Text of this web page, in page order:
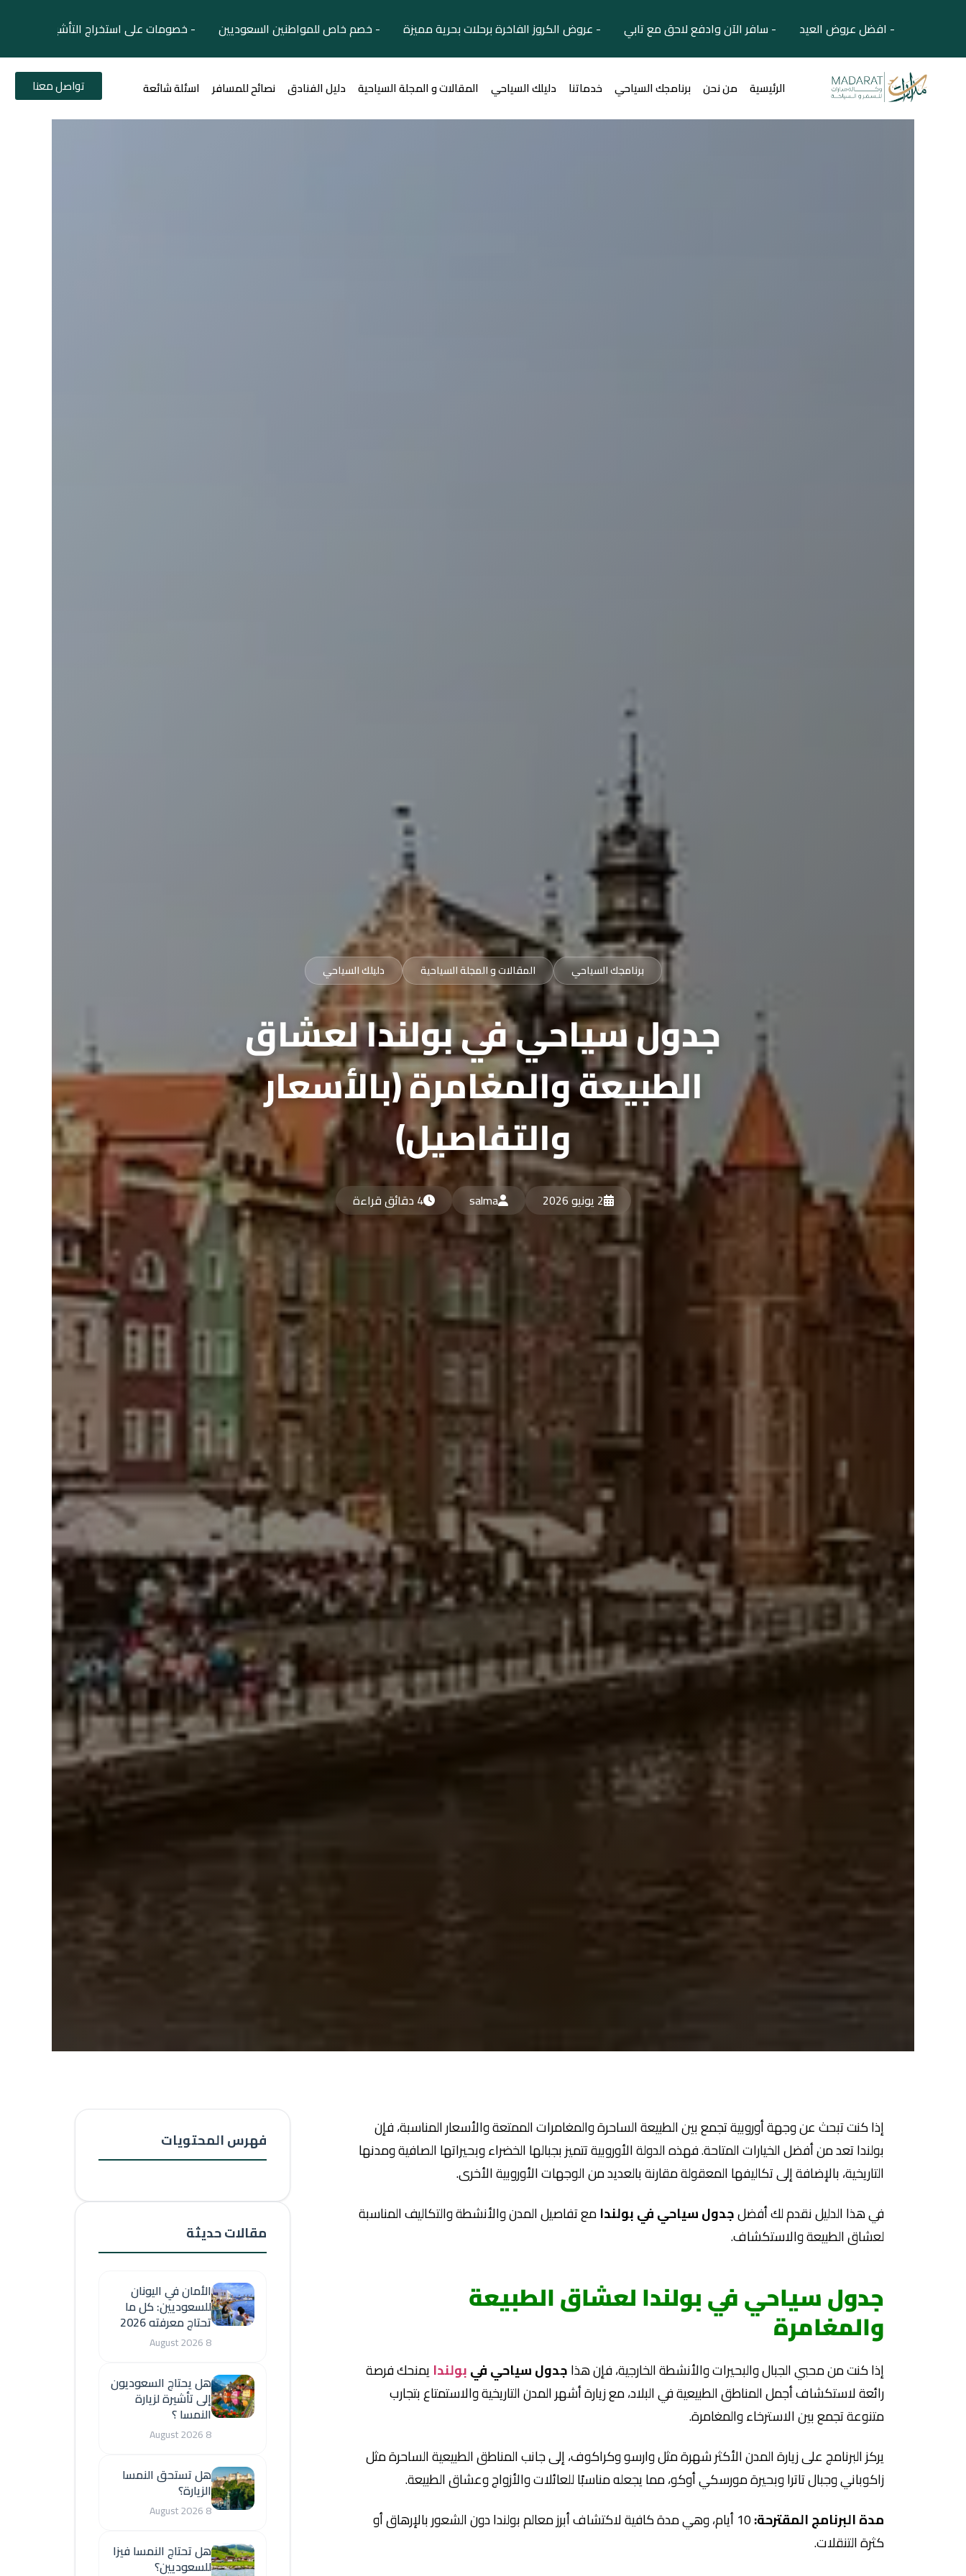
- افضل عروض العيد - سافر الآن وادفع لاحق مع تابي - عروض الكروز الفاخرة برحلات بحرية مميزة - خصم خاص للمواطنين السعوديين - خصومات على استخراج التأشيرات
الرئيسية من نحن برنامجك السياحي خدماتنا دليلك السياحي المقالات و المجلة السياحية دليل الفنادق نصائح للمسافر اسئلة شائعة تواصل معنا
برنامجك السياحي المقالات و المجلة السياحية دليلك السياحي
جدول سياحي في بولندا لعشاق
الطبيعة والمغامرة (بالأسعار
والتفاصيل)
2 يونيو 2026 salma 4 دقائق قراءة
إذا كنت تبحث عن وجهة أوروبية تجمع بين الطبيعة الساحرة والمغامرات الممتعة والأسعار المناسبة، فإن
بولندا تعد من أفضل الخيارات المتاحة. فهذه الدولة الأوروبية تتميز بجبالها الخضراء وبحيراتها الصافية ومدنها
التاريخية، بالإضافة إلى تكاليفها المعقولة مقارنة بالعديد من الوجهات الأوروبية الأخرى.
في هذا الدليل نقدم لك أفضلجدول سياحي في بولندامع تفاصيل المدن والأنشطة والتكاليف المناسبة
لعشاق الطبيعة والاستكشاف.
جدول سياحي في بولندا لعشاق الطبيعة
والمغامرة
إذا كنت من محبي الجبال والبحيرات والأنشطة الخارجية، فإن هذاجدول سياحي فيبولندايمنحك فرصة
رائعة لاستكشاف أجمل المناطق الطبيعية في البلاد، مع زيارة أشهر المدن التاريخية والاستمتاع بتجارب
متنوعة تجمع بين الاسترخاء والمغامرة.
يركز البرنامج على زيارة المدن الأكثر شهرة مثل وارسو وكراكوف، إلى جانب المناطق الطبيعية الساحرة مثل
زاكوباني وجبال تاترا وبحيرة مورسكي أوكو، مما يجعله مناسبًا للعائلات والأزواج وعشاق الطبيعة.
مدة البرنامج المقترحة:
10 أيام، وهي مدة كافية لاكتشاف أبرز معالم بولندا دون الشعور بالإرهاق أو
كثرة التنقلات.
فهرس المحتويات
مقالات حديثة
الأمان في اليونان
للسعوديين: كل ما
تحتاج معرفته 2026
8 August 2026
هل يحتاج السعوديون
إلى تأشيرة لزيارة
النمسا ؟
8 August 2026
هل تستحق النمسا
الزيارة؟
8 August 2026
هل تحتاج النمسا فيزا
للسعوديين؟